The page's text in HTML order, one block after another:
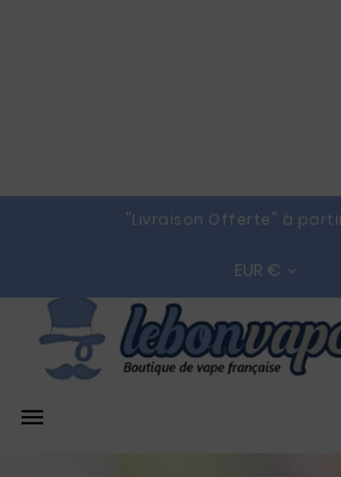
"Livraison Offerte" à
EUR € 
